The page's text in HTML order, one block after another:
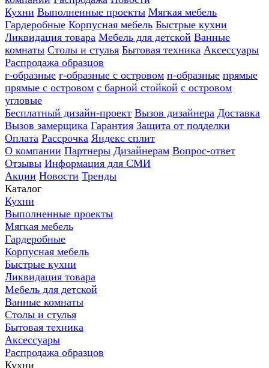
Кухни Выполненные проекты Мягкая мебель
Гардеробные Корпусная мебель Быстрые кухни
Ликвидация товара Мебель для детской Ванные
комнаты Столы и стулья Бытовая техника Аксессуары
Распродажа образцов
г-образные г-образные с островом п-образные прямые
прямые с островом с барной стойкой с островом
угловые
Бесплатный дизайн-проект Вызов дизайнера Доставка
Вызов замерщика Гарантия Защита от подделки
Оплата Рассрочка Яндекс сплит
О компании Партнеры Дизайнерам Вопрос-ответ
Отзывы Информация для СМИ
Акции Новости Тренды
Каталог
Кухни
Выполненные проекты
Мягкая мебель
Гардеробные
Корпусная мебель
Быстрые кухни
Ликвидация товара
Мебель для детской
Ванные комнаты
Столы и стулья
Бытовая техника
Аксессуары
Распродажа образцов
Кухни